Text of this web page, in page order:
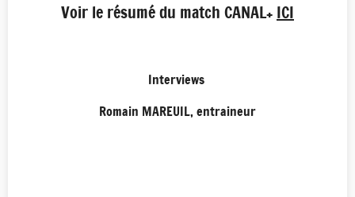
Voir le résumé du match CANAL+ ICI
Interviews
Romain MAREUIL, entraineur